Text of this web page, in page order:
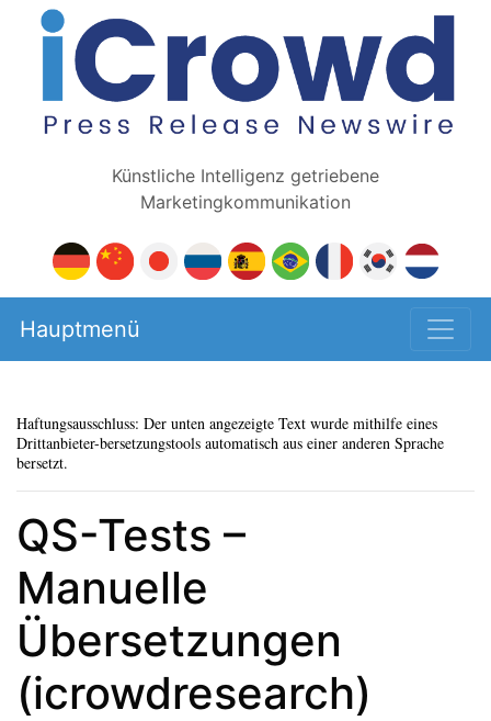
Künstliche Intelligenz getriebene
Marketingkommunikation
Hauptmenü
Haftungsausschluss: Der unten angezeigte Text wurde mithilfe eines
Drittanbieter-bersetzungstools automatisch aus einer anderen Sprache
bersetzt.
QS-Tests –
Manuelle
Übersetzungen
(icrowdresearch)